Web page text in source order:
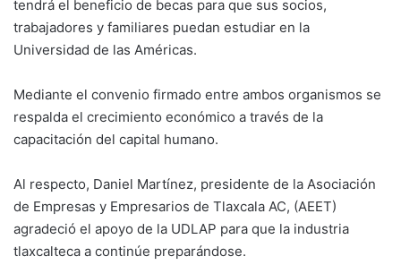
tendrá el beneficio de becas para que sus socios,
trabajadores y familiares puedan estudiar en la
Universidad de las Américas.
Mediante el convenio firmado entre ambos organismos se
respalda el crecimiento económico a través de la
capacitación del capital humano.
Al respecto, Daniel Martínez, presidente de la Asociación
de Empresas y Empresarios de Tlaxcala AC, (AEET)
agradeció el apoyo de la UDLAP para que la industria
tlaxcalteca a continúe preparándose.